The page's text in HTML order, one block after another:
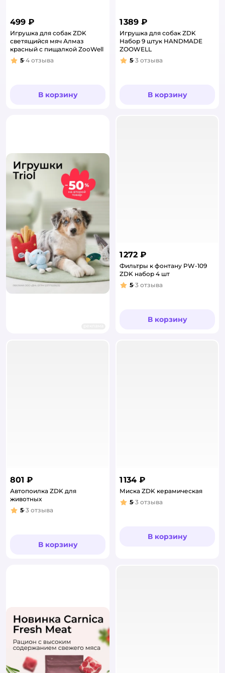
499 ₽
Игрушка для собак ZDK
светящийся мяч Алмаз
красный с пищалкой ZooWell
Рейтинг:
5 4 отзыва
В корзину
1 389 ₽
Игрушка для собак ZDK
Набор 9 штук HANDMADE
ZOOWELL
Рейтинг:
5 3 отзыва
В корзину
1 272 ₽
Фильтры к фонтану PW-109
ZDK набор 4 шт
Рейтинг:
5 3 отзыва
В корзину
801 ₽
Автопоилка ZDK для
животных
Рейтинг:
5 3 отзыва
В корзину
1 134 ₽
Миска ZDK керамическая
Рейтинг:
5 3 отзыва
В корзину